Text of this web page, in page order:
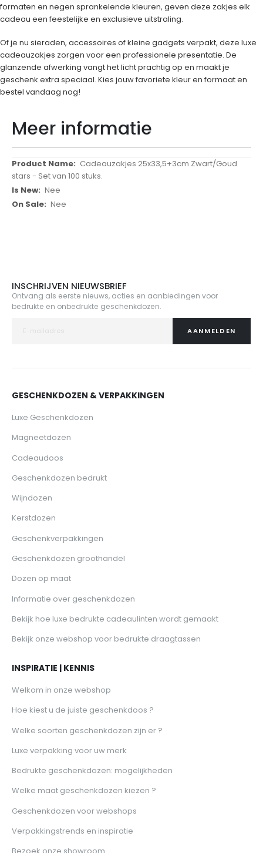
formaten en negen sprankelende kleuren, geven deze zakjes elk
cadeau een feestelijke en exclusieve uitstraling.
Of je nu sieraden, accessoires of kleine gadgets verpakt, deze luxe
cadeauzakjes zorgen voor een professionele presentatie. De
glanzende afwerking vangt het licht prachtig op en maakt je
geschenk extra speciaal. Kies jouw favoriete kleur en formaat en
bestel vandaag nog!
Meer informatie
Meer
informatie
Cadeauzakjes 25x33,5+3cm Zwart/Goud
stars - Set van 100 stuks.
Nee
Nee
INSCHRIJVEN NIEUWSBRIEF
Ontvang als eerste nieuws, acties en aanbiedingen voor
bedrukte en onbedrukte geschenkdozen.
AANMELDEN
GESCHENKDOZEN & VERPAKKINGEN
Luxe Geschenkdozen
Magneetdozen
Cadeaudoos
Geschenkdozen bedrukt
Wijndozen
Kerstdozen
Geschenkverpakkingen
Geschenkdozen groothandel
Dozen op maat
Informatie over geschenkdozen
Bekijk hoe luxe bedrukte cadeaulinten wordt gemaakt
Bekijk onze webshop voor bedrukte draagtassen
INSPIRATIE | KENNIS
Welkom in onze webshop
Hoe kiest u de juiste geschenkdoos ?
Welke soorten geschenkdozen zijn er ?
Luxe verpakking voor uw merk
Bedrukte geschenkdozen: mogelijkheden
Welke maat geschenkdozen kiezen ?
Geschenkdozen voor webshops
Verpakkingstrends en inspiratie